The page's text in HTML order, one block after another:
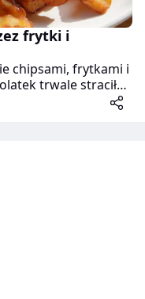
frytki i
chipsami, frytkami i
trwale stracił
– informuje pismo